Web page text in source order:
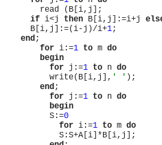
        read (B[i,j];
if i<j then B[i,j]:=i+j
      B[i,j]:=(i-j)/i+
1;
end;
for i:=1 to m do
begin
for j:=1 to n do
          write(B[i,j],
' ' );
end;
for j:=1 to n do
begin
          S:=
0
for i:=1 to m do
            S:S+A[i]*B[i,j];